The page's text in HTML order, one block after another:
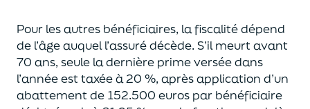
Pour les autres bénéficiaires, la fiscalité dépend
de l’âgeauquell’assuré décède. S’il meurt avant
70 ans, seule la dernière prime versée dans
l’année esttaxée à 20 %, après application d’un
abattement de 152.500 euros par bénéficiaire